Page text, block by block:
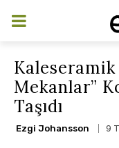
Kaleseramik
Mekanlar”
Taşıdı
Ezgi Johansson 9